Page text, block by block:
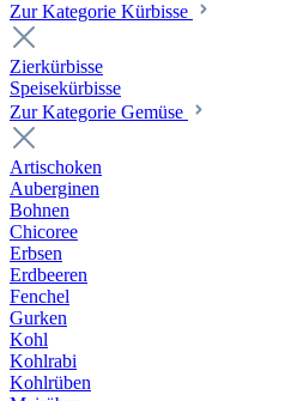
Zur Kategorie Kürbisse
Zierkürbisse
Speisekürbisse
Zur Kategorie Gemüse
Artischoken
Auberginen
Bohnen
Chicoree
Erbsen
Erdbeeren
Fenchel
Gurken
Kohl
Kohlrabi
Kohlrüben